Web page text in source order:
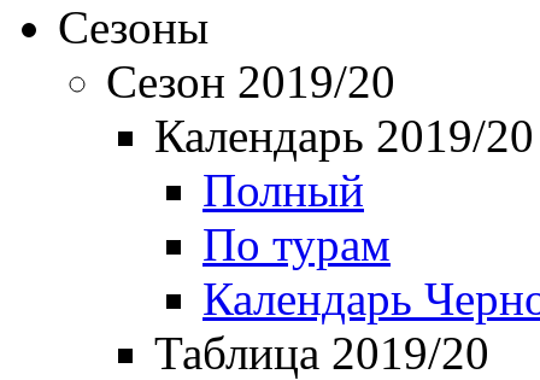
Сезоны
Сезон 2019/20
Календарь 2019/20
Полный
По турам
Календарь
Таблица 2019/20